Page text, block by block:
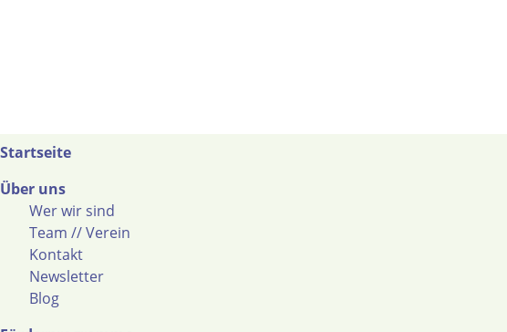
Startseite
Über uns
Wer wir sind
Team // Verein
Kontakt
Newsletter
Blog